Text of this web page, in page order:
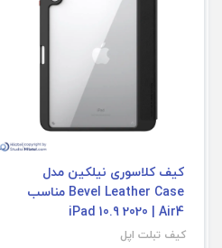
کیف کلاسوری نیلکین مدل
Bevel Leather Case مناسب
iPad 10.9 2020 | Air4
کیف تبلت اپل